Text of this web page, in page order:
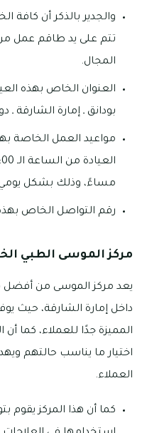
والجدير بالذكر أن كافة
تتم على يد طاقم عمل من
المجال.
العنوان الخاص بهذه
بودانق ـ إمارة الشارقة ـ
مواعيد العمل الخاصة
مساءً، وذلك بشكل يومي
رقم التواصل الخاص بهذه
مركز الموسى الطبي
يعد مركز الموسى من أفضل
داخل إمارة الشارقة، حيث
المميزة جدًا للعملاء، كما
اختيار ما يناسب حالتهم
العملاء.
كما أن هذا المركز يقوم